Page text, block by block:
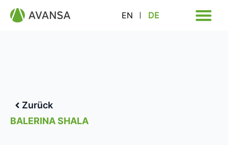
EN DE
Zurück
BALERINA SHALA